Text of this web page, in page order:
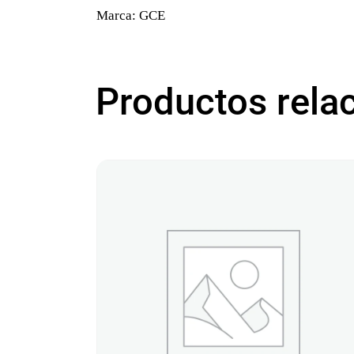
Marca: GCE
Productos